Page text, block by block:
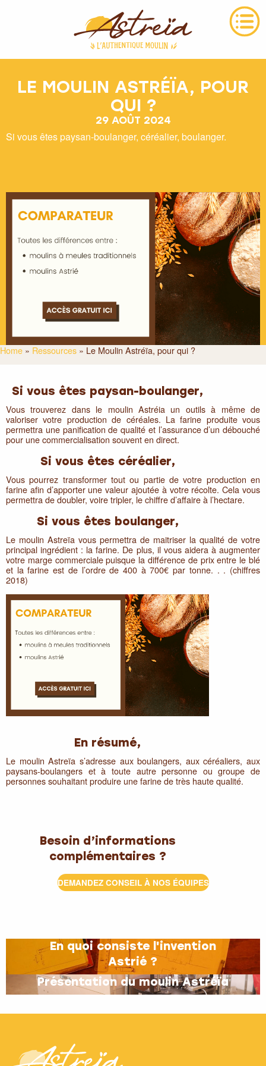
LE MOULIN ASTRÉÏA, POUR
QUI ?
29 AOÛT 2024
Si vous êtes paysan-boulanger, céréalier, boulanger.
Home » Ressources » Le Moulin Astréïa, pour qui ?
Si vous êtes paysan-boulanger,
Vous trouverez dans le moulin Astréia un outils à même de
valoriser votre production de céréales. La farine produite vous
permettra une panification de qualité et l’assurance d’un débouché
pour une commercialisation souvent en direct.
Si vous êtes céréalier,
Vous pourrez transformer tout ou partie de votre production en
farine afin d’apporter une valeur ajoutée à votre récolte. Cela vous
permettra de doubler, voire tripler, le chiffre d’affaire à l’hectare.
Si vous êtes boulanger,
Le moulin Astreïa vous permettra de maitriser la qualité de votre
principal ingrédient : la farine. De plus, il vous aidera à augmenter
votre marge commerciale puisque la différence de prix entre le blé
et la farine est de l’ordre de 400 à 700€ par tonne. . . (chiffres
2018)
En résumé,
Le moulin Astreïa s’adresse aux boulangers, aux céréaliers, aux
paysans-boulangers et à toute autre personne ou groupe de
personnes souhaitant produire une farine de très haute qualité.
Besoin d’informations
complémentaires ?
DEMANDEZ CONSEIL À NOS ÉQUIPES
En quoi consiste l'invention
Astrié ?
Présentation du moulin Astréïa